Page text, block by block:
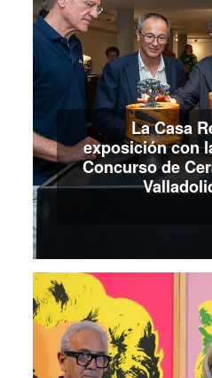
La Casa
exposición con
Concurso de